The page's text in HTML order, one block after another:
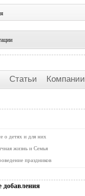
Статьи Компании
о детях и для них
жизнь и Семья
праздников
добавления